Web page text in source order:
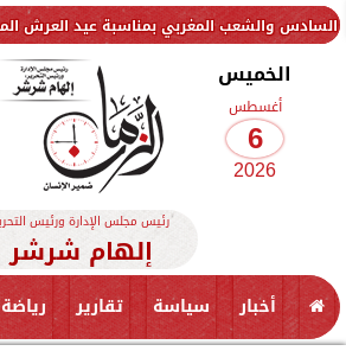
المغربي بمناسبة عيد العرش المجيد
الخميس
أغسطس
6
2026
رئيس مجلس الإدارة ورئيس
إلهام شرشر
أخبار سياسة تقارير رياضة